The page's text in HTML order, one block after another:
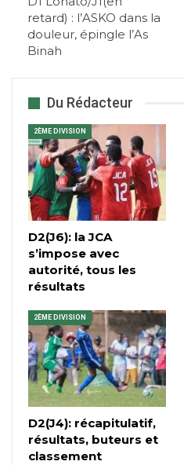
retard) : l’ASKO dans la
douleur, épingle l’As
Binah
Du Rédacteur
2ÈME DIVISION
D2(J6): la JCA
s’impose avec
autorité, tous les
résultats
2ÈME DIVISION
D2(J4): récapitulatif,
résultats, buteurs et
classement